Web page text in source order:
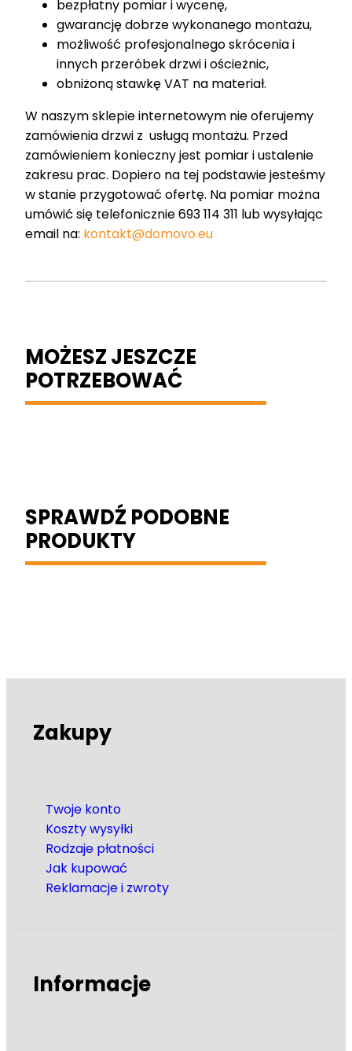
bezpłatny pomiar i wycenę,
gwarancję dobrze wykonanego montażu,
możliwość profesjonalnego skrócenia i
innych przeróbek drzwi i ościeżnic,
obniżoną stawkę VAT na materiał.
W naszym sklepie internetowym nie oferujemy
zamówienia drzwi z usługą montażu. Przed
zamówieniem konieczny jest pomiar i ustalenie
zakresu prac. Dopiero na tej podstawie jesteśmy
w stanie przygotować ofertę. Na pomiar można
umówić się telefonicznie 693 114 311 lub wysyłając
email na: kontakt@domovo.eu
MOŻESZ JESZCZE
POTRZEBOWAĆ
SPRAWDŹ PODOBNE
PRODUKTY
Zakupy
Twoje konto
Koszty wysyłki
Rodzaje płatności
Jak kupować
Reklamacje i zwroty
Informacje